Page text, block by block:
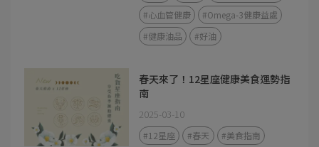
#心血管健康
#Omega-3健康益處
#健康油品
#好油
春天來了！12星座健康美食運勢指
南
2025-03-10
#12星座 #春天
#美食指南